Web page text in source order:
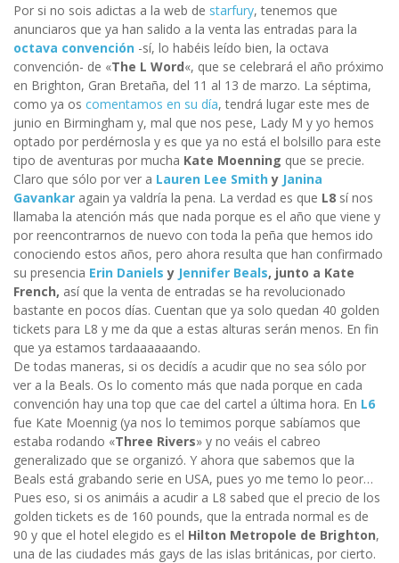
Por si no sois adictas a la web de starfury, tenemos que
anunciaros que ya han salido a la venta las entradas para la
octava convención -sí, lo habéis leído bien, la octava
convención- de «The L Word«, que se celebrará el año próximo
en Brighton, Gran Bretaña, del 11 al 13 de marzo. La séptima,
como ya os comentamos en su día, tendrá lugar este mes de
junio en Birmingham y, mal que nos pese, Lady M y yo hemos
optado por perdérnosla y es que ya no está el bolsillo para este
tipo de aventuras por mucha Kate Moenning que se precie.
Claro que sólo por ver a Lauren Lee Smithy Janina
Gavankar again ya valdría la pena. La verdad es que L8 sí nos
llamaba la atención más que nada porque es el año que viene y
por reencontrarnos de nuevo con toda la peña que hemos ido
conociendo estos años, pero ahora resulta que han confirmado
su presencia Erin Danielsy Jennifer Beals, junto a Kate
French, así que la venta de entradas se ha revolucionado
bastante en pocos días. Cuentan que ya solo quedan 40 golden
tickets para L8 y me da que a estas alturas serán menos. En fin
que ya estamos tardaaaaaando.
De todas maneras, si os decidís a acudir que no sea sólo por
ver a la Beals. Os lo comento más que nada porque en cada
convención hay una top que cae del cartel a última hora. En L6
fue Kate Moennig (ya nos lo temimos porque sabíamos que
estaba rodando «Three Rivers» y no veáis el cabreo
generalizado que se organizó. Y ahora que sabemos que la
Beals está grabando serie en USA, pues yo me temo lo peor…
Pues eso, si os animáis a acudir a L8 sabed que el precio de los
golden tickets es de 160 pounds, que la entrada normal es de
90 y que el hotel elegido es el Hilton Metropole de Brighton,
una de las ciudades más gays de las islas británicas, por cierto.